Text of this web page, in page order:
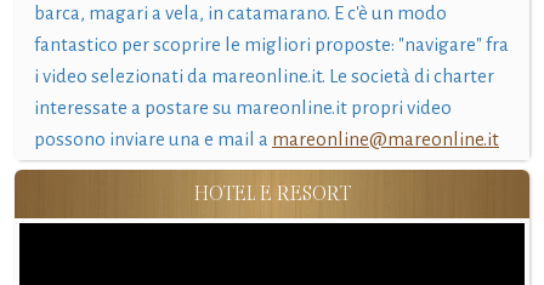
barca, magari a vela, in catamarano. E c'è un modo
fantastico per scoprire le migliori proposte: "navigare" fra
i video selezionati da mareonline.it. Le società di charter
interessate a postare su mareonline.it propri video
possono inviare una e mail a mareonline@mareonline.it
HOTEL E RESORT